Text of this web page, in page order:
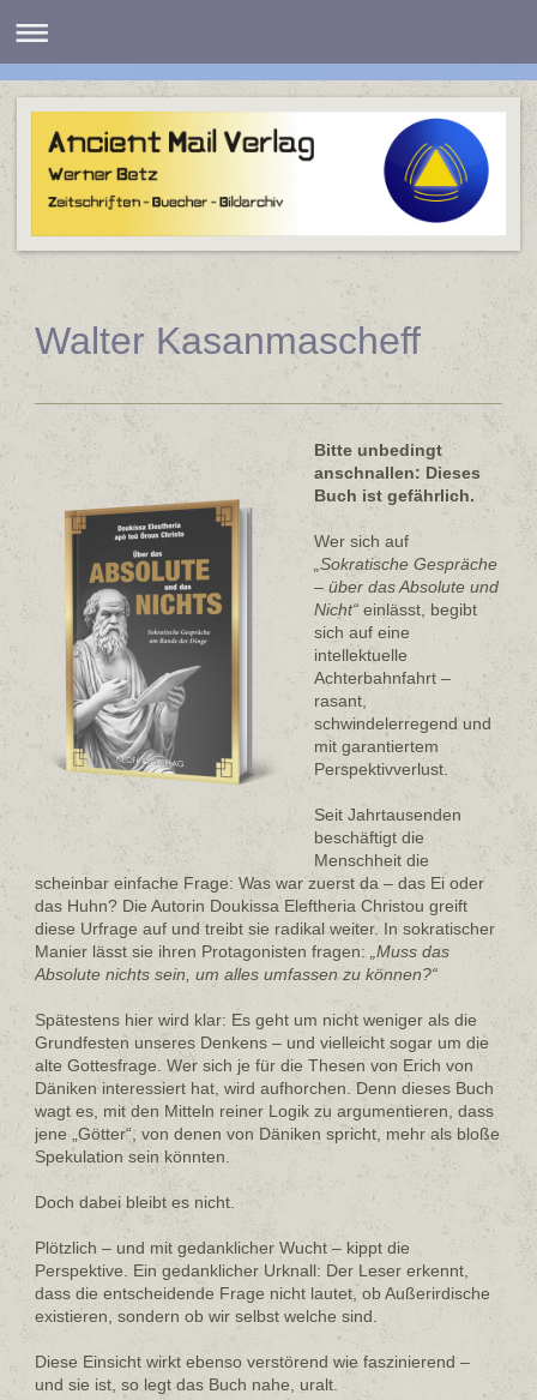
Walter Kasanmascheff
Bitte unbedingt
anschnallen: Dieses
Buch ist gefährlich.
Wer sich auf
„Sokratische Gespräche
– über das Absolute und
Nicht“ einlässt, begibt
sich auf eine
intellektuelle
Achterbahnfahrt –
rasant,
schwindelerregend und
mit garantiertem
Perspektivverlust.
Seit Jahrtausenden
beschäftigt die
Menschheit die
scheinbar einfache Frage: Was war zuerst da – das Ei oder
das Huhn? Die Autorin Doukissa Eleftheria Christou greift
diese Urfrage auf und treibt sie radikal weiter. In sokratischer
Manier lässt sie ihren Protagonisten fragen:
„Muss das
Absolute nichts sein, um alles umfassen zu können?“
Spätestens hier wird klar: Es geht um nicht weniger als die
Grundfesten unseres Denkens – und vielleicht sogar um die
alte Gottesfrage. Wer sich je für die Thesen von Erich von
Däniken interessiert hat, wird aufhorchen. Denn dieses Buch
wagt es, mit den Mitteln reiner Logik zu argumentieren, dass
jene „Götter“, von denen von Däniken spricht, mehr als bloße
Spekulation sein könnten.
Doch dabei bleibt es nicht.
Plötzlich – und mit gedanklicher Wucht – kippt die
Perspektive. Ein gedanklicher Urknall: Der Leser erkennt,
dass die entscheidende Frage nicht lautet, ob Außerirdische
existieren, sondern ob wir selbst welche sind.
Diese Einsicht wirkt ebenso verstörend wie faszinierend –
und sie ist, so legt das Buch nahe, uralt.